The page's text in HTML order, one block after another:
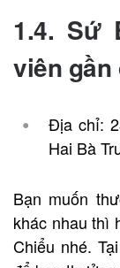
1.4. Sứ
viên gần
Địa chỉ:
Hai Bà
Bạn muốn
khác nhau thì
Chiểu nhé.